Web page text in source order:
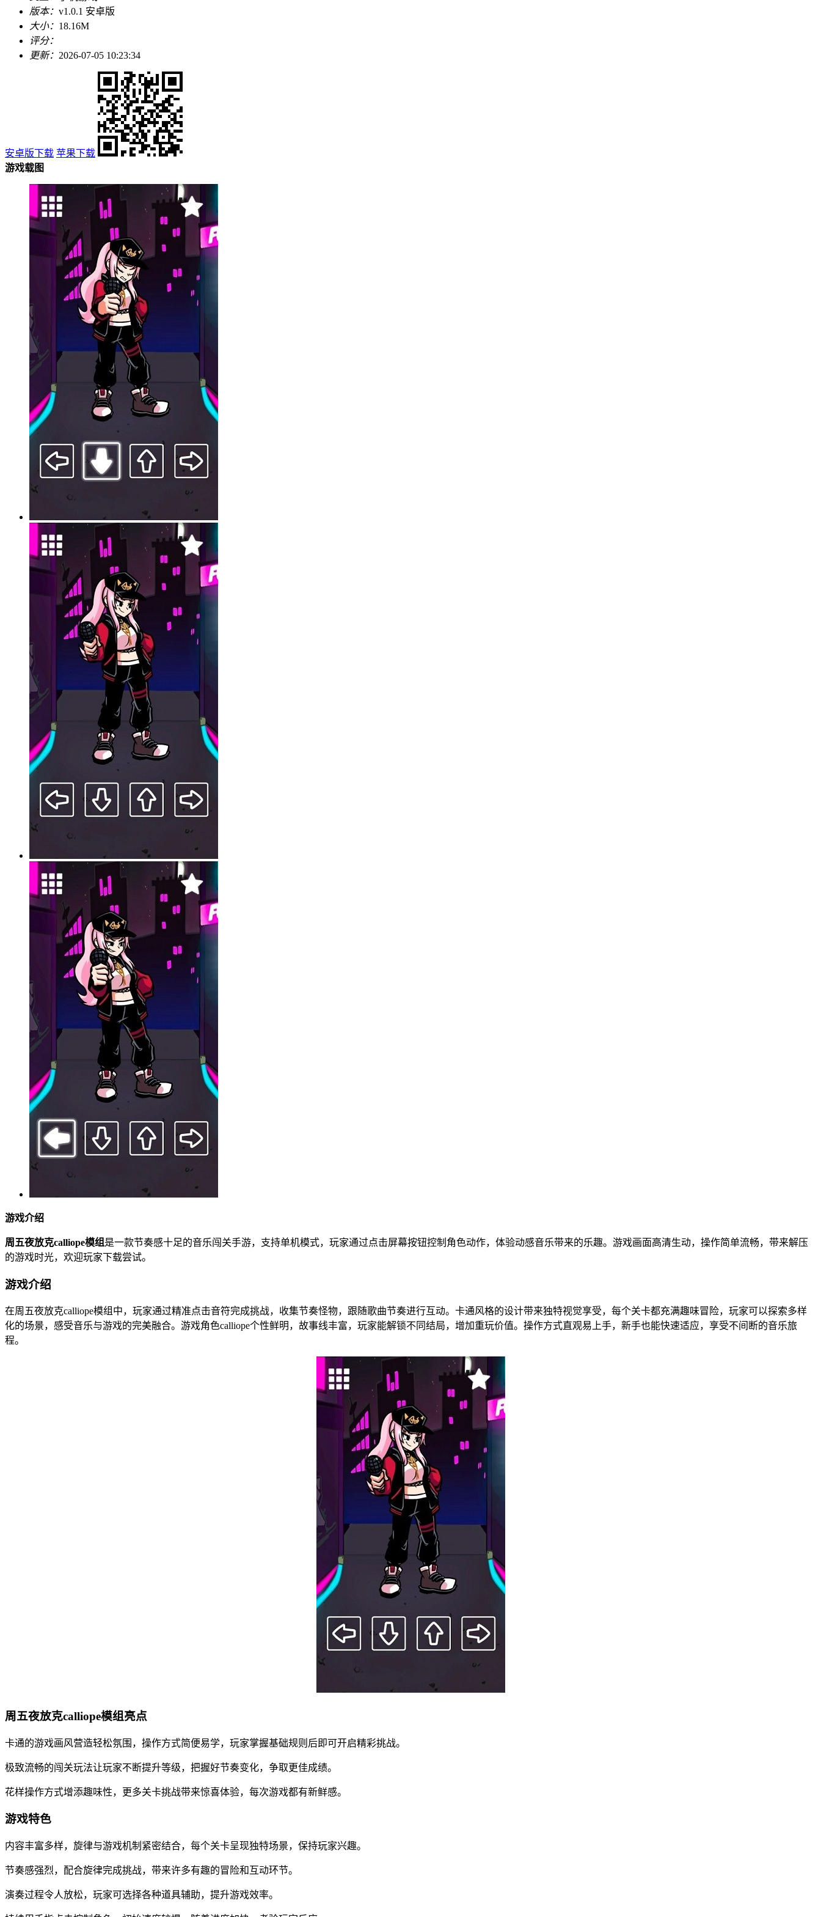
版本： v1.0.1 安卓版
大小： 18.16M
评分：
更新： 2026-07-05 10:23:34
安卓版下载 苹果下载
游戏载图
游戏介绍
周五夜放克calliope模组 是一款节奏感十足的音乐闯关手游，支持单机模式，玩家通过点击屏幕按钮控制角色动作，体验动感音乐带来的乐趣。游戏画面高清生动，操作简单流畅，带来解压
的游戏时光，欢迎玩家下载尝试。
游戏介绍
在周五夜放克calliope模组中，玩家通过精准点击音符完成挑战，收集节奏怪物，跟随歌曲节奏进行互动。卡通风格的设计带来独特视觉享受，每个关卡都充满趣味冒险，玩家可以探索多样
化的场景，感受音乐与游戏的完美融合。游戏角色calliope个性鲜明，故事线丰富，玩家能解锁不同结局，增加重玩价值。操作方式直观易上手，新手也能快速适应，享受不间断的音乐旅
程。
周五夜放克calliope模组亮点
卡通的游戏画风营造轻松氛围，操作方式简便易学，玩家掌握基础规则后即可开启精彩挑战。
极致流畅的闯关玩法让玩家不断提升等级，把握好节奏变化，争取更佳成绩。
花样操作方式增添趣味性，更多关卡挑战带来惊喜体验，每次游戏都有新鲜感。
游戏特色
内容丰富多样，旋律与游戏机制紧密结合，每个关卡呈现独特场景，保持玩家兴趣。
节奏感强烈，配合旋律完成挑战，带来许多有趣的冒险和互动环节。
演奏过程令人放松，玩家可选择各种道具辅助，提升游戏效率。